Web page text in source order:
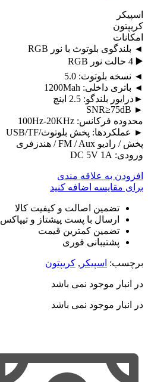
اسپیکر
کریپتون
امکانات
◄ بلندگوی بلوتوث با نور RGB
▶️ 4 حالت نور RGB
◄ نسخه بلوتوث: 5.0
◄ باتری داخلی: 1200Mah
►درایور بلندگو: 2.5 اینچ
► SNR≥75dB
محدوده فرکانس: 100Hz-20KHz
► عملکردها: پخش بلوتوث/USB/TF
پخش / رادیو FM / Aux / هندزفری
ورودی: DC 5V 1A
افزودن به علاقه مندی
برای مقایسه اضافه کنید
تضمین اصالت و کیفیت کالا
ارسال با پست پیشتاز و تیپاکس
تضمین کمترین قیمت
پشتیبانی فوری
برچسب: اسپیکر , کریپتون
در انبار موجود نمی باشد
در انبار موجود نمی باشد